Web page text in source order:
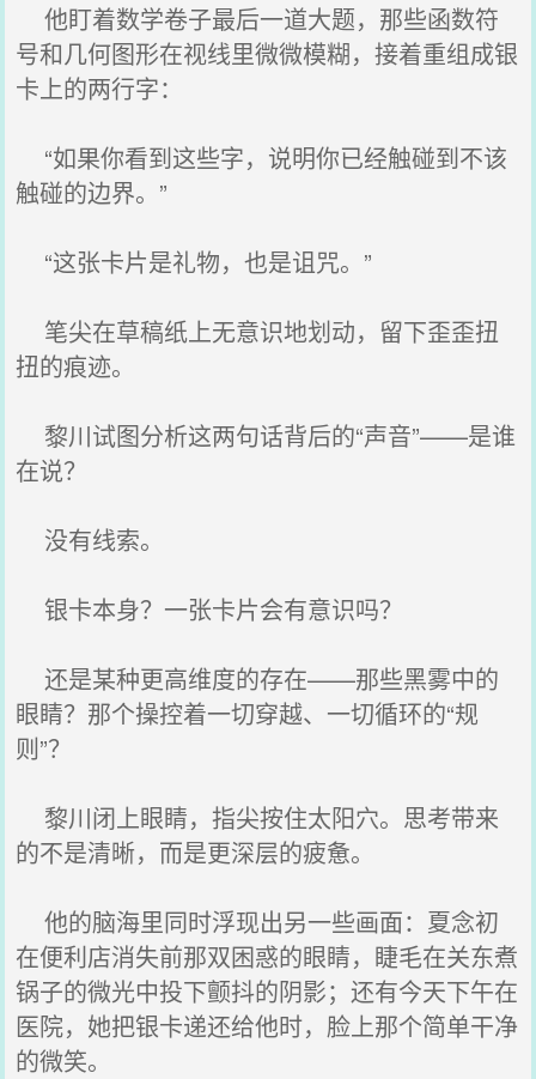
他盯着数学卷子最后一道大题，那些函数符
号和几何图形在视线里微微模糊，接着重组成银
卡上的两行字：
“如果你看到这些字，说明你已经触碰到不该
触碰的边界。”
“这张卡片是礼物，也是诅咒。”
笔尖在草稿纸上无意识地划动，留下歪歪扭
扭的痕迹。
黎川试图分析这两句话背后的“声音”——是谁
在说？
没有线索。
银卡本身？一张卡片会有意识吗？
还是某种更高维度的存在——那些黑雾中的
眼睛？那个操控着一切穿越、一切循环的“规
则”？
黎川闭上眼睛，指尖按住太阳穴。思考带来
的不是清晰，而是更深层的疲惫。
他的脑海里同时浮现出另一些画面：夏念初
在便利店消失前那双困惑的眼睛，睫毛在关东煮
锅子的微光中投下颤抖的阴影；还有今天下午在
医院，她把银卡递还给他时，脸上那个简单干净
的微笑。